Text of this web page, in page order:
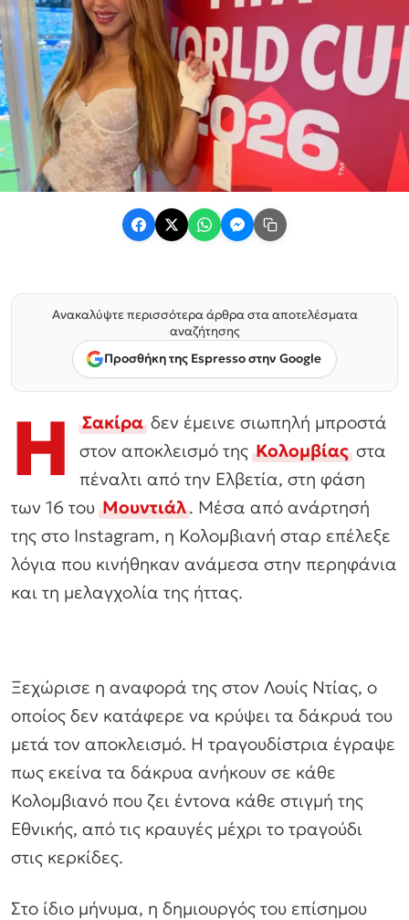
Ανακαλύψτε περισσότερα άρθρα στα αποτελέσματα
αναζήτησης
Προσθήκη της Espresso στην Google
Η Σακίραδεν έμεινε σιωπηλή μπροστά
στον αποκλεισμό τηςΚολομβίαςστα
πέναλτι από την Ελβετία, στη φάση
των 16 τουΜουντιάλ. Μέσα από ανάρτησή
της στο Instagram, η Κολομβιανή σταρ επέλεξε
λόγια που κινήθηκαν ανάμεσα στην περηφάνια
και τη μελαγχολία της ήττας.
Ξεχώρισε η αναφορά της στον Λουίς Ντίας, ο
οποίος δεν κατάφερε να κρύψει τα δάκρυά του
μετά τον αποκλεισμό. Η τραγουδίστρια έγραψε
πως εκείνα τα δάκρυα ανήκουν σε κάθε
Κολομβιανό που ζει έντονα κάθε στιγμή της
Εθνικής, από τις κραυγές μέχρι το τραγούδι
στις κερκίδες.
Στο ίδιο μήνυμα, η δημιουργός του επίσημου